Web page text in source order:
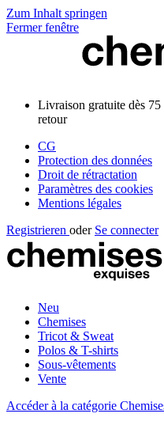
Zum Inhalt springen
Fermer fenêtre
Livraison gratuite dès
retour
CG
Protection des données
Droit de rétractation
Paramètres des cookies
Mentions légales
Registrieren oder Se connecter
Neu
Chemises
Tricot & Sweat
Polos & T-shirts
Sous-vêtements
Vente
Accéder à la catégorie